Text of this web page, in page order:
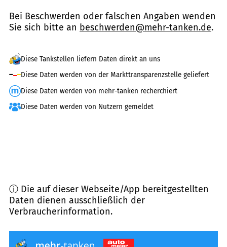
Bei Beschwerden oder falschen Angaben wenden
Sie sich bitte an beschwerden@mehr-tanken.de.
Diese Tankstellen liefern Daten direkt an uns
Diese Daten werden von der Markttransparenzstelle geliefert
Diese Daten werden von mehr-tanken recherchiert
Diese Daten werden von Nutzern gemeldet
ⓘ Die auf dieser Webseite/App bereitgestellten
Daten dienen ausschließlich der
Verbraucherinformation.